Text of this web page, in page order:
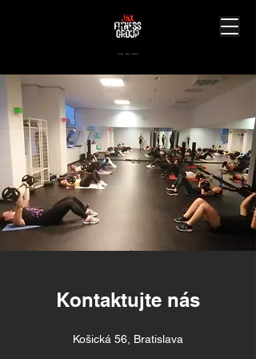
Journey. Achieve. Xperience.
Kontaktujte nás
Košická 56, Bratislava